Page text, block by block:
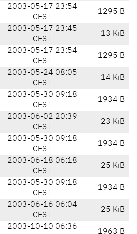
2003-05-17 23:54
CEST
1295 B
2003-05-17 23:45
CEST
13 KiB
2003-05-17 23:54
CEST
1295 B
2003-05-24 08:05
CEST
14 KiB
2003-05-30 09:18
CEST
1934 B
2003-06-02 20:39
CEST
23 KiB
2003-05-30 09:18
CEST
1934 B
2003-06-18 06:18
CEST
25 KiB
2003-05-30 09:18
CEST
1934 B
2003-06-16 06:04
CEST
25 KiB
2003-10-10 06:36
1963 B